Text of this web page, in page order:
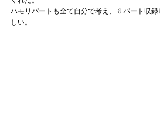
ハモリパートも全て自分で考え、６パート収
しい。